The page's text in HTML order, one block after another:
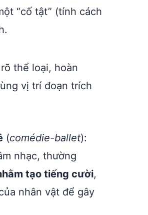
“cố tật” (tính cách
thể loại, hoàn
vị trí đoạn trích
(comédie-ballet):
nhạc, thường
tạo tiếng cười,
nhân vật để gây